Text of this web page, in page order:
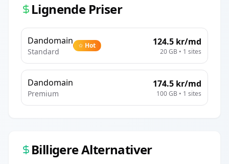
Lignende Priser
Dandomain
Standard
Hot 124.5 kr/md
20 GB • 1 sites
Dandomain
Premium
174.5 kr/md
100 GB • 1 sites
Billigere Alternativer